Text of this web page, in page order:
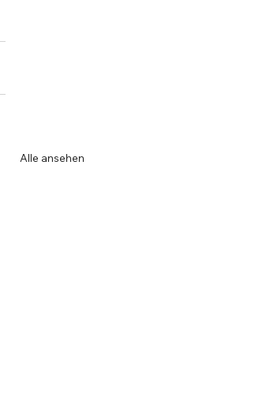
Alle ansehen